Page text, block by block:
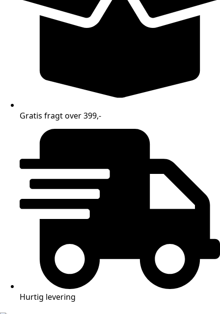
Gratis fragt over 399,-
Hurtig levering